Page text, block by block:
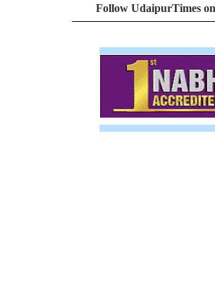
Follow UdaipurTimes on